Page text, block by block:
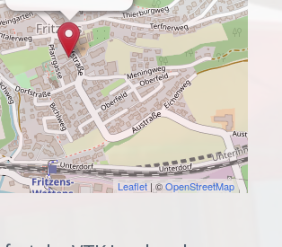
Leaflet | ©OpenStreetMap